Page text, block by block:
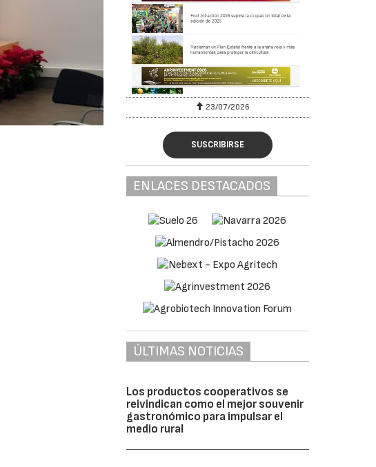
30/07/2026 23/07/2026
SUSCRIBIRSE
ENLACES DESTACADOS
ÚLTIMAS NOTICIAS
Los productos cooperativos se
reivindican como el mejor souvenir
gastronómico para impulsar el
medio rural